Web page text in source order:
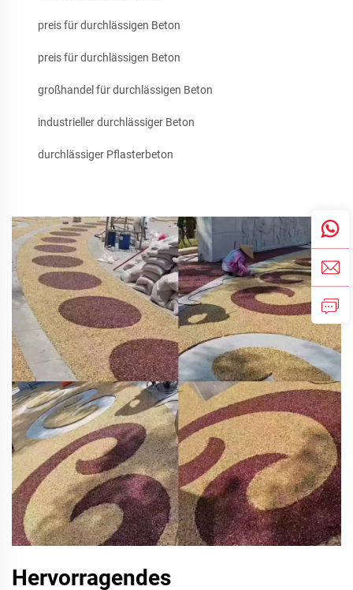
preis für durchlässigen Beton
preis für durchlässigen Beton
großhandel für durchlässigen Beton
industrieller durchlässiger Beton
durchlässiger Pflasterbeton
Hervorragendes